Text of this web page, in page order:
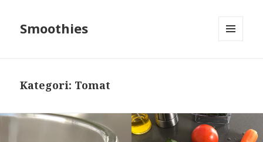
Smoothies
Kategori: Tomat